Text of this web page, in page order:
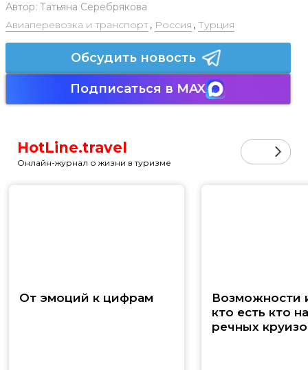
Автор: Татьяна Серебрякова
Авиаперевозка и транспорт, Россия , Турция
Обсудить новость
Подписаться в MAX
HotLine.travel
Онлайн-журнал о жизни в туризме
От эмоций к цифрам
Возможности
кто есть кто
речных